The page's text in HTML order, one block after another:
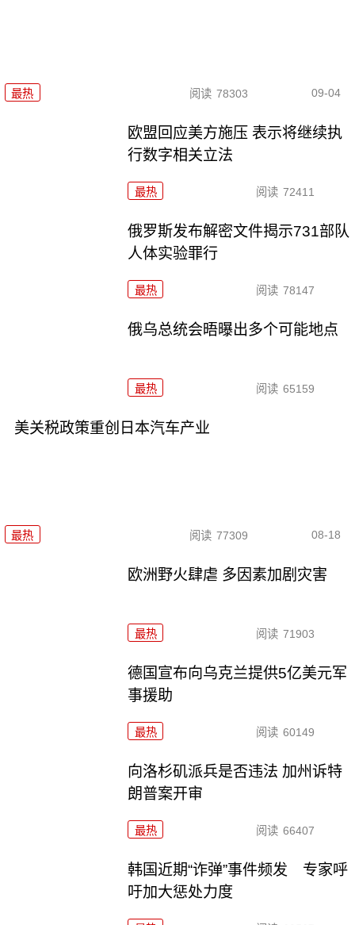
最热 阅读 78303 09-04
欧盟回应美方施压 表示将继续执
行数字相关立法
最热 阅读 72411
俄罗斯发布解密文件揭示731部队
人体实验罪行
最热 阅读 78147
俄乌总统会晤曝出多个可能地点
最热 阅读 65159
美关税政策重创日本汽车产业
最热 阅读 77309 08-18
欧洲野火肆虐 多因素加剧灾害
最热 阅读 71903
德国宣布向乌克兰提供5亿美元军
事援助
最热 阅读 60149
向洛杉矶派兵是否违法 加州诉特
朗普案开审
最热 阅读 66407
韩国近期“诈弹”事件频发 专家呼
吁加大惩处力度